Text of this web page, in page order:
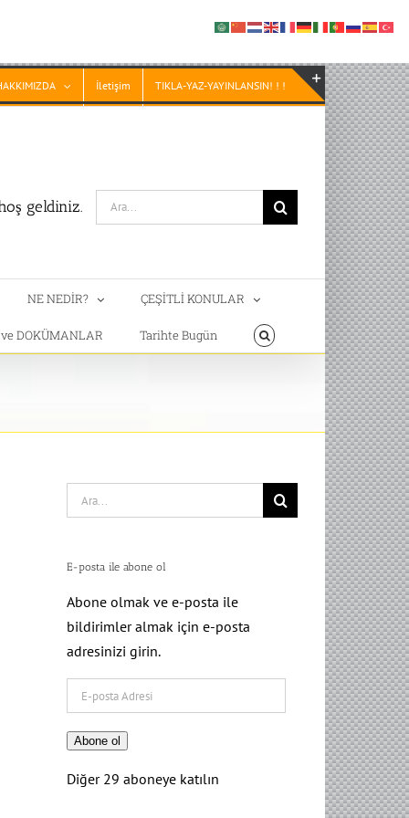
İletişim TIKLA-YAZ-YAYINLANSIN! ! !
geldiniz.
Search
for:
NE NEDİR? ÇEŞİTLİ KONULAR
DOKÜMANLAR Tarihte Bugün
Search
for:
E-posta ile abone ol
Abone olmak ve e-posta ile
bildirimler almak için e-posta
adresinizi girin.
posta
Adresi
Abone ol
Diğer 29 aboneye katılın
Toggle
Sliding
Bar
Area